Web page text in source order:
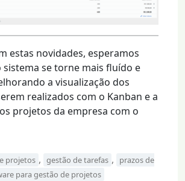
estas novidades, esperamos
sistema se torne mais fluído e
a visualização dos
realizados com o Kanban e a
projetos da empresa com o
projetos , gestão de tarefas ,
prazos de
para gestão de projetos